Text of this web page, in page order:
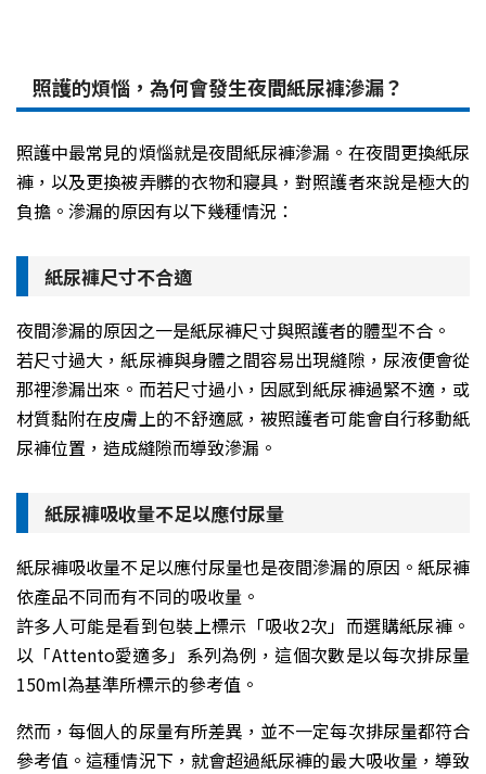
照護的煩惱，為何會發生夜間紙尿褲滲漏？
照護中最常見的煩惱就是夜間紙尿褲滲漏。在夜間更換紙尿
褲，以及更換被弄髒的衣物和寢具，對照護者來說是極大的
負擔。滲漏的原因有以下幾種情況：
紙尿褲尺寸不合適
夜間滲漏的原因之一是紙尿褲尺寸與照護者的體型不合。
若尺寸過大，紙尿褲與身體之間容易出現縫隙，尿液便會從
那裡滲漏出來。而若尺寸過小，因感到紙尿褲過緊不適，或
材質黏附在皮膚上的不舒適感，被照護者可能會自行移動紙
尿褲位置，造成縫隙而導致滲漏。
紙尿褲吸收量不足以應付尿量
紙尿褲吸收量不足以應付尿量也是夜間滲漏的原因。紙尿褲
依產品不同而有不同的吸收量。
許多人可能是看到包裝上標示「吸收2次」而選購紙尿褲。
以「Attento愛適多」系列為例，這個次數是以每次排尿量
150ml為基準所標示的參考值。
然而，每個人的尿量有所差異，並不一定每次排尿量都符合
參考值。這種情況下，就會超過紙尿褲的最大吸收量，導致